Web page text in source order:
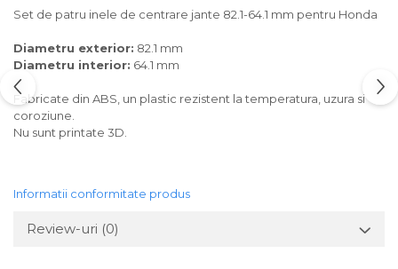
Set de patru inele de centrare jante 82.1-64.1 mm pentru Honda
Diametru exterior: 82.1 mm
Diametru interior: 64.1 mm
Fabricate din ABS, un plastic rezistent la temperatura, uzura si
coroziune.
Nu sunt printate 3D.
Informatii conformitate produs
Review-uri (0)